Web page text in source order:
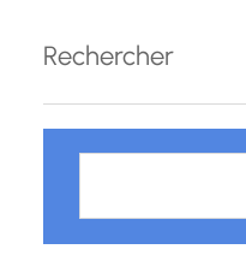
salarié, demandeur
ce…
Rechercher
h